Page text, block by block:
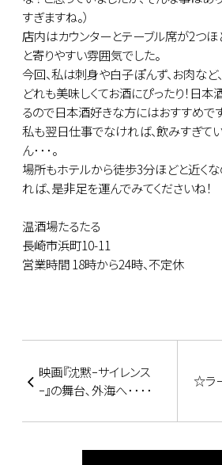
すぎますね。）
店内はカウンターとテーブル席が2つほ
と寄りやすい雰囲気でした。
今回、私は刺身や白子ぽんず、お肉など
どれも美味しくてお酒にぴったり！日
るので日本酒好きな方にはおすすめです
私も翌日仕事でなければ、飲みすぎて
ん･･･。
場所もホテルから徒歩3分ほどと近く
れば、是非足を運んでみてくださいね！
温酒場たるたる
長崎市浜町10-11
営業時間 18時から24時、不定休
映画『沈黙ｰサイレンス
ｰ』の舞台､外海へ････
☆ラ